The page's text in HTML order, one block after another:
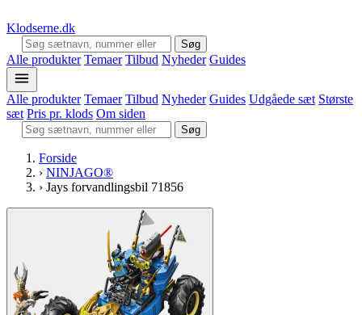
Klodserne.dk
Søg
Alle produkter Temaer Tilbud Nyheder Guides
Alle produkter Temaer Tilbud Nyheder Guides Udgåede sæt Største
sæt Pris pr. klods Om siden
Søg
Forside
› NINJAGO®
› Jays forvandlingsbil 71856